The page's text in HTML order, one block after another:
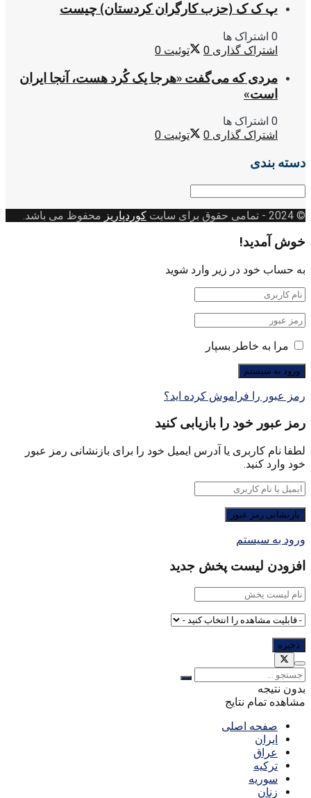
پ ک ک (حزب کارگران کردستان) چیست
0 اشتراک ها
اشتراک گذاری 0 توئیت 0
مردی که می‌گفت «هرجا یک کُرد هست، آنجا ایران
است»
0 اشتراک ها
اشتراک گذاری 0 توئیت 0
دسته بندی
دسته
© 2024
- تمامی حقوق برای سایت کوردپاریز محفوظ می باشد.
خوش آمدید!
به حساب خود در زیر وارد شوید
مرا به خاطر بسپار
رمز عبور را فراموش کرده اید؟
رمز عبور خود را بازیابی کنید
لطفا نام کاربری یا آدرس ایمیل خود را برای بازنشانی رمز عبور
خود وارد کنید.
ورود به سیستم
افزودن لیست پخش جدید
بدون نتیجه
مشاهده تمام نتایج
صفحه اصلی
ایران
عراق
ترکیه
سوریه
زنان